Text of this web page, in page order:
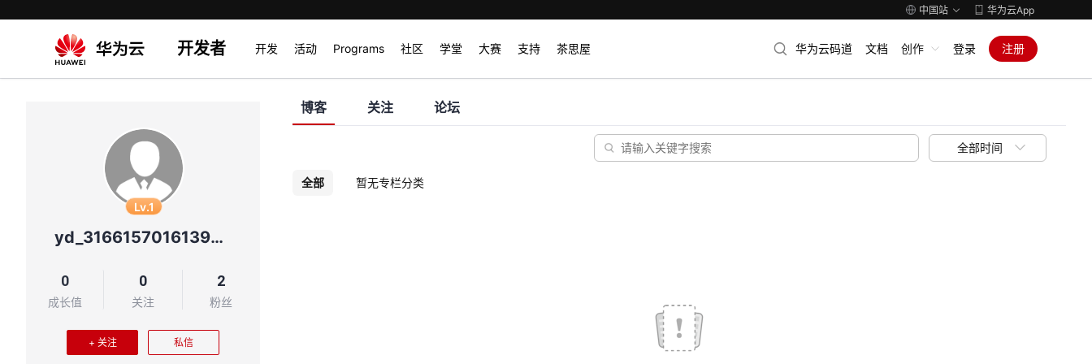
中国站 华为云App
开发者 开发 活动 Programs 社区 学堂 大赛 支持 茶思屋 华为云码道 文档 创作 登录 注册
Lv.1
yd_31661570161399002
0
成长值
0
关注
2
粉丝
+ 关注 私信
博客 关注 论坛
全部时间
全部 暂无专栏分类